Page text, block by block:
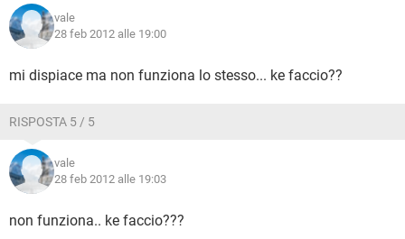
vale
28 feb 2012 alle 19:00
mi dispiace ma non funziona lo stesso... ke faccio??
RISPOSTA 5 / 5
vale
28 feb 2012 alle 19:03
non funziona.. ke faccio???